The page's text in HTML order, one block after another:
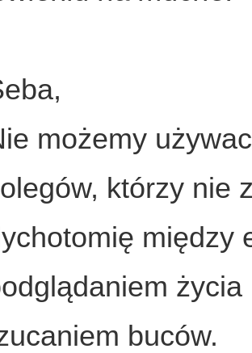
możemy
którzy nie
między
buców.